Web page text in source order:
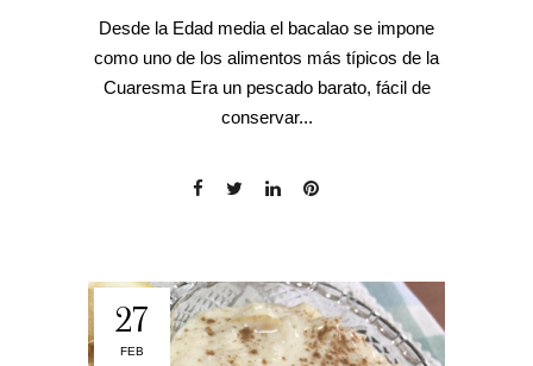
Desde la Edad media el bacalao se impone
como uno de los alimentos más típicos de la
Cuaresma Era un pescado barato, fácil de
conservar...
27
FEB